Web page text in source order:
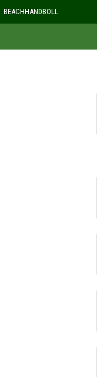
BEACHHANDBOLL